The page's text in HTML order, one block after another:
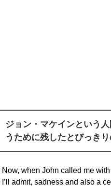
ジョン・マケインという
うために残したとびっき
Now, when John called me
I’ll admit, sadness and also a